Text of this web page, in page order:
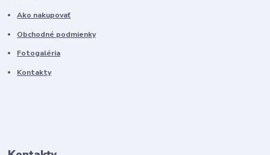
Ako nakupovať
Obchodné podmienky
Fotogaléria
Kontakty